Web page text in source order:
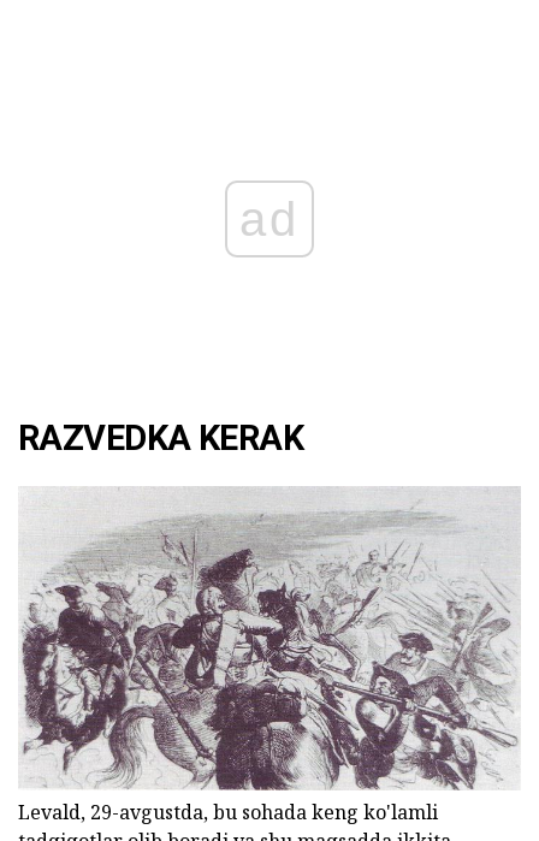
ad
RAZVEDKA KERAK
Levald, 29-avgustda, bu sohada keng ko'lamli